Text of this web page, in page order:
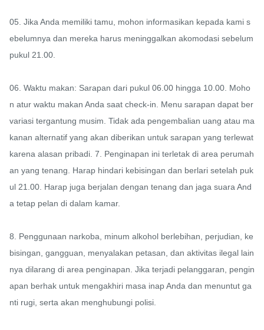
05. Jika Anda memiliki tamu, mohon informasikan kepada kami s
ebelumnya dan mereka harus meninggalkan akomodasi sebelum
pukul 21.00.
06. Waktu makan: Sarapan dari pukul 06.00 hingga 10.00. Moho
n atur waktu makan Anda saat check-in. Menu sarapan dapat ber
variasi tergantung musim. Tidak ada pengembalian uang atau ma
kanan alternatif yang akan diberikan untuk sarapan yang terlewat
karena alasan pribadi. 7. Penginapan ini terletak di area perumah
an yang tenang. Harap hindari kebisingan dan berlari setelah puk
ul 21.00. Harap juga berjalan dengan tenang dan jaga suara And
a tetap pelan di dalam kamar.
8. Penggunaan narkoba, minum alkohol berlebihan, perjudian, ke
bisingan, gangguan, menyalakan petasan, dan aktivitas ilegal lain
nya dilarang di area penginapan. Jika terjadi pelanggaran, pengin
apan berhak untuk mengakhiri masa inap Anda dan menuntut ga
nti rugi, serta akan menghubungi polisi.